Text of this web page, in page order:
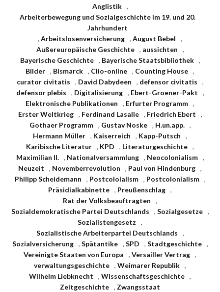
Anglistik
,
Arbeiterbewegung und Sozialgeschichte im 19. und 20.
Jahrhundert
, Arbeitslosenversicherung , August Bebel
,
Außereuropäische Geschichte
, aussichten
,
Bayerische Geschichte
, Bayerische Staatsbibliothek
,
Bilder , Bismarck , Clio-online , Counting House ,
curator civitatis
, David Dabydeen , defensor civitatis
,
defensor plebis
, Digitalisierung , Ebert-Groener-Pakt
,
Elektronische Publikationen
, Erfurter Programm ,
Erster Weltkrieg
, Ferdinand Lasalle , Friedrich Ebert
,
Gothaer Programm
, Gustav Noske , H.un.app.
,
Hermann Müller , Kaiserreich , Kapp-Putsch
,
Karibische Literatur , KPD , Literaturgeschichte ,
Maximilian II.
, Nationalversammlung , Neocolonialism
,
Neuzeit
, Novemberrevolution , Paul von Hindenburg ,
Philipp Scheidemann
, Postcoloialism , Postcolonialism
,
Präsidialkabinette , Preußenschlag ,
Rat der Volksbeauftragten
,
Sozialdemokratische Partei Deutschlands
, Sozialgesetze
,
Sozialistengesetz
,
Sozialistische Arbeiterpartei Deutschlands
,
Sozialversicherung
, Spätantike , SPD , Stadtgeschichte
,
Vereinigte Staaten von Europa
, Versailler Vertrag ,
verwaltungsgeschichte , Weimarer Republik ,
Wilhelm Liebknecht
, Wissenschaftsgeschichte ,
Zeitgeschichte , Zwangsstaat